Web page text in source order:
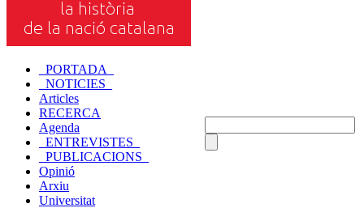
_PORTADA_
_NOTICIES_
Articles
RECERCA
Agenda
_ENTREVISTES_
_PUBLICACIONS_
Opinió
Arxiu
Universitat